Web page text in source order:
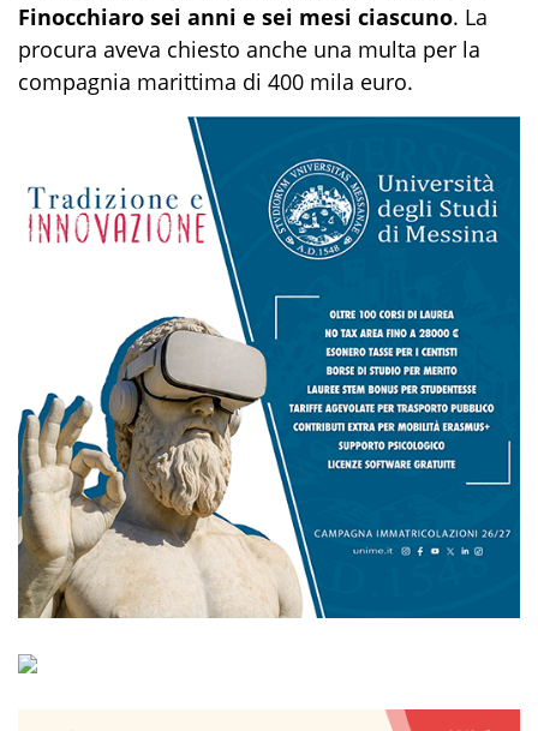
Finocchiaro sei anni e sei mesi ciascuno. La
procura aveva chiesto anche una multa per la
compagnia marittima di 400 mila euro.